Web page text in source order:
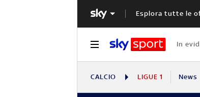
Esplora tutte le
In
CALCIO LIGUE 1 News